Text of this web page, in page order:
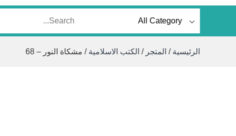
الرئيسية / المتجر / الكتب الاسلامية / مشكاة النور – 68